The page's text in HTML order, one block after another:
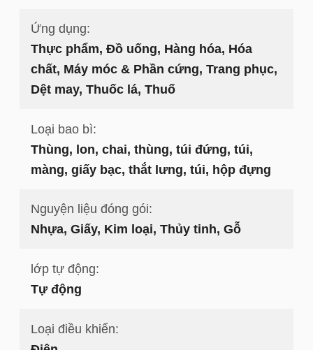
Ứng dụng:
Thực phẩm, Đồ uống, Hàng hóa, Hóa
chất, Máy móc & Phần cứng, Trang phục,
Dệt may, Thuốc lá, Thuố
Loại bao bì:
Thùng, lon, chai, thùng, túi đứng, túi,
màng, giấy bạc, thắt lưng, túi, hộp đựng
Nguyện liệu đóng gói:
Nhựa, Giấy, Kim loại, Thủy tinh, Gỗ
lớp tự động:
Tự động
Loại điều khiển: